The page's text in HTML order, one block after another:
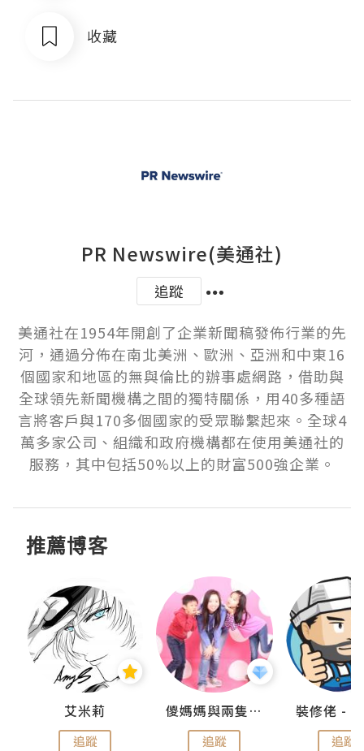
收藏
PR Newswire(美通社)
追蹤
美通社在1954年開創了企業新聞稿發佈行業的先
河，通過分佈在南北美洲、歐洲、亞洲和中東16
個國家和地區的無與倫比的辦事處網路，借助與
全球領先新聞機構之間的獨特關係，用40多種語
言將客戶與170多個國家的受眾聯繫起來。全球4
萬多家公司、組織和政府機構都在使用美通社的
服務，其中包括50%以上的財富500強企業。
推薦博客
艾米莉
追蹤
儍媽媽與兩隻小魔怪之家
追蹤 追蹤